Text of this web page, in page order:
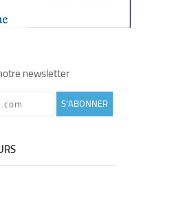
newsletter
S'ABONNER